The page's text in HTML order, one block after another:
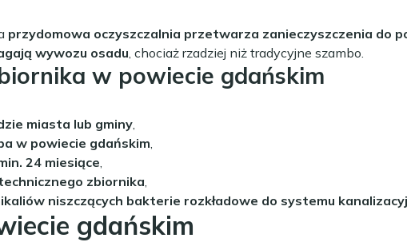
przydomowa oczyszczalnia przetwarza zanieczyszczenia do
wywozu osadu , chociaż rzadziej niż tradycyjne szambo.
w powiecie gdańskim
miasta lub gminy
w powiecie gdańskim
24 miesiące
zbiornika
niszczących bakterie rozkładowe do systemu
gdańskim